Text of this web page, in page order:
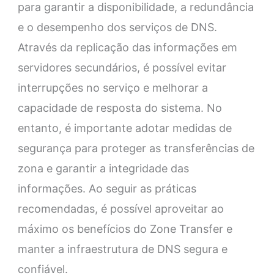
para garantir a disponibilidade, a redundância
e o desempenho dos serviços de DNS.
Através da replicação das informações em
servidores secundários, é possível evitar
interrupções no serviço e melhorar a
capacidade de resposta do sistema. No
entanto, é importante adotar medidas de
segurança para proteger as transferências de
zona e garantir a integridade das
informações. Ao seguir as práticas
recomendadas, é possível aproveitar ao
máximo os benefícios do Zone Transfer e
manter a infraestrutura de DNS segura e
confiável.